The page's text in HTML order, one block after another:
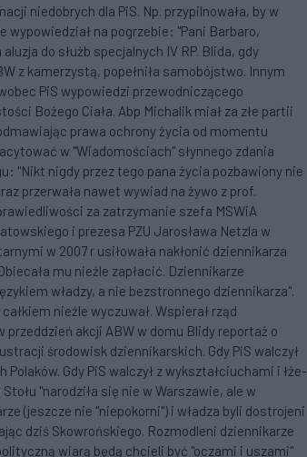
niedobrych dla PiS. Np. przypilnowała, by w
na pogrzebie: "Pani Barbaro,
do służb specjalnych IV RP. Blida, gdy
z kamerzystą, popełniła samobójstwo. Innym
PiS wypowiedzi przewodniczącego
Bożego Ciała. Abp Michalik miał za złe partii
prawa ochrony życia od momentu
w "Wiadomościach" słynnego zdania
"Nikt nigdy przez tego pana życia pozbawiony nie
przerwała nawet wywiad na żywo z prof.
za zatrzymanie szefa MSWiA
i prezesa PZU Jarosława Netzla w
w 2007 r usiłowała nakłonić dziennikarza
mu nieźle zapłacić. Dziennikarze
władzy, a nie bezstronnego dziennikarza".
nieźle wyczuwał. Wspierał rząd
przeddzień akcji ABW w domu Blidy reportaż o
środowisk dziennikarskich. Gdy PiS walczył
Gdy PiS walczył z wykształciuchami i łże-
"narodziła się nie w Warszawie, ale w
(jeszcze nie "niepokorni") i władza byli dostrojeni
dziś Skowrońskiego. Rozmodleni dziennikarze
wiarą będą chcieli być "oczami i uszami"